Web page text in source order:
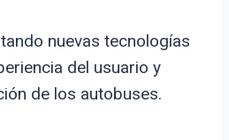
nuevas tecnologías
del usuario y
de los autobuses.